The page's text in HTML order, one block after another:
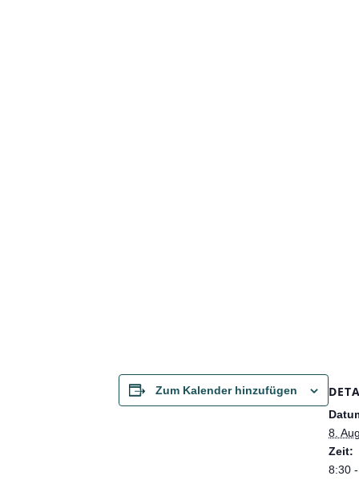
Zum Kalender hinzufügen
8.
Zeit:
8:30